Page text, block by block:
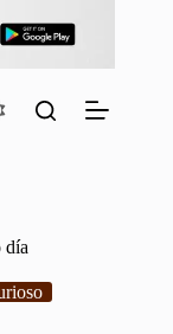
día